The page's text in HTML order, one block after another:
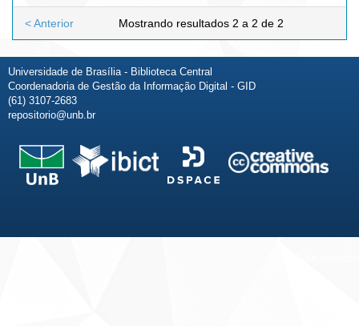
Mostrando resultados 2 a 2 de 2
< Anterior
Universidade de Brasília - Biblioteca Central
Coordenadoria de Gestão da Informação Digital - GID
(61) 3107-2683
repositorio@unb.br